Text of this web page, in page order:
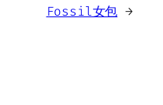
Fossil女包 →